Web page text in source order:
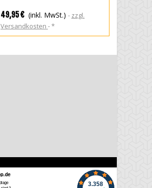
49,95 € (inkl. MwSt.)
zzgl.
Versandkosten
*